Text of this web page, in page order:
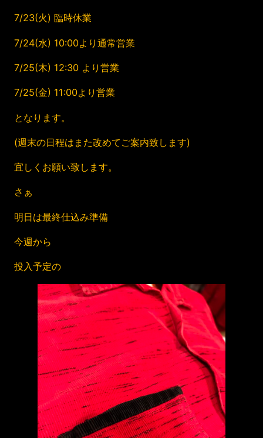
7/23(火) 臨時休業
7/24(水) 10:00より通常営業
7/25(木) 12:30 より営業
7/25(金) 11:00より営業
となります。
(週末の日程はまた改めてご案内致します)
宜しくお願い致します。
さぁ
明日は最終仕込み準備
今週から
投入予定の